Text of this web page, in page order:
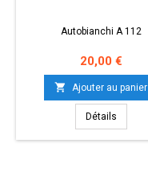
Autobianchi A 112
Prix
20,00 €
 Ajouter au panier
Détails